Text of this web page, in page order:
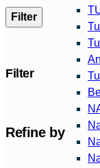
Filter
Filter
Refine by